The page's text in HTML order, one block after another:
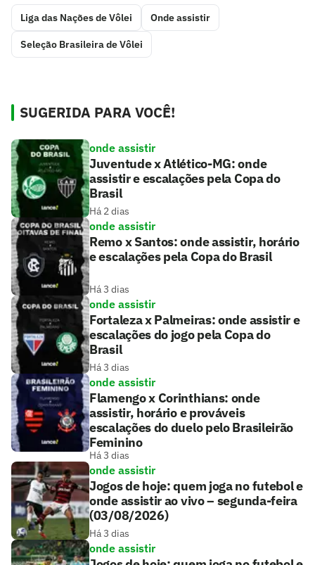
Liga das Nações de Vôlei Onde assistir
Seleção Brasileira de Vôlei
SUGERIDA PARA VOCÊ!
onde assistir
Juventude x Atlético-MG: onde
assistir e escalações pela Copa do
Brasil
Há 2 dias
onde assistir
Remo x Santos: onde assistir, horário
e escalações pela Copa do Brasil
Há 3 dias
onde assistir
Fortaleza x Palmeiras: onde assistir e
escalações do jogo pela Copa do
Brasil
Há 3 dias
onde assistir
Flamengo x Corinthians: onde
assistir, horário e prováveis
escalações do duelo pelo Brasileirão
Feminino
Há 3 dias
onde assistir
Jogos de hoje: quem joga no futebol e
onde assistir ao vivo – segunda-feira
(03/08/2026)
Há 3 dias
onde assistir